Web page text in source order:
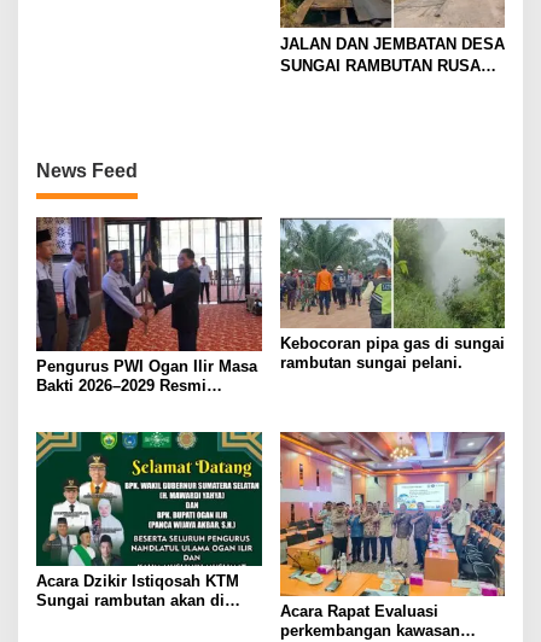
JALAN DAN JEMBATAN DESA
SUNGAI RAMBUTAN RUSAK
News Feed
Pengurus PWI Ogan Ilir Masa
Bakti 2026–2029 Resmi
Kebocoran pipa gas di sungai
rambutan sungai pelani.
Acara Dzikir Istiqosah KTM
Sungai rambutan akan di
Acara Rapat Evaluasi
perkembangan kawasan